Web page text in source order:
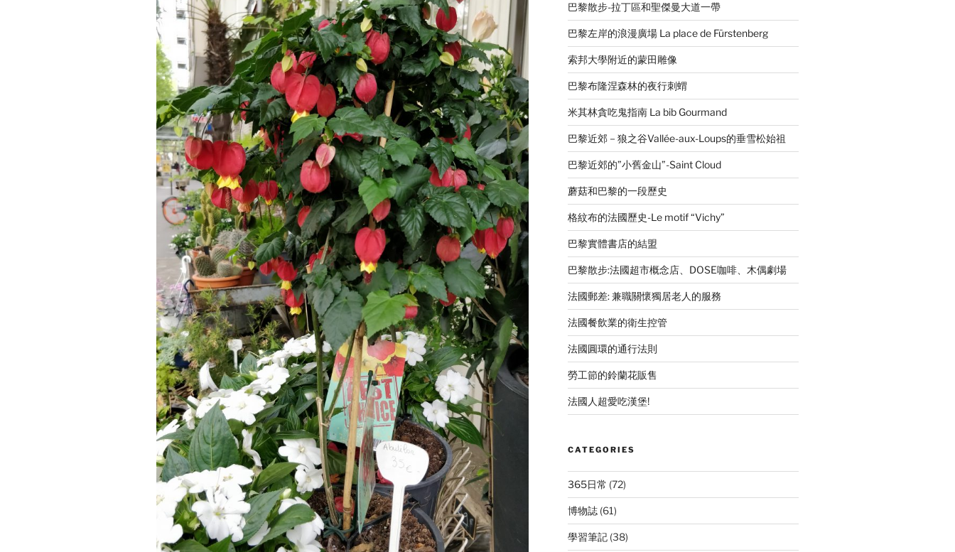
巴黎散步-拉丁區和聖傑曼大道一帶
巴黎左岸的浪漫廣場 La place de Fürstenberg
索邦大學附近的蒙田雕像
巴黎布隆涅森林的夜行刺蝟
米其林貪吃鬼指南 La bib Gourmand
巴黎近郊－狼之谷Vallée-aux-Loups的垂雪松始祖
巴黎近郊的”小舊金山”-Saint Cloud
蘑菇和巴黎的一段歷史
格紋布的法國歷史-Le motif “Vichy”
巴黎實體書店的結盟
巴黎散步:法國超市概念店、DOSE咖啡、木偶劇場
法國郵差: 兼職關懷獨居老人的服務
法國餐飲業的衛生控管
法國圓環的通行法則
勞工節的鈴蘭花販售
法國人超愛吃漢堡!
CATEGORIES
365日常 (72)
博物誌(61)
學習筆記(38)